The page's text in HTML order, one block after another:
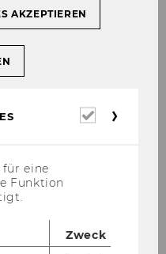
AKZEPTIEREN
für eine
Funktion
Zweck